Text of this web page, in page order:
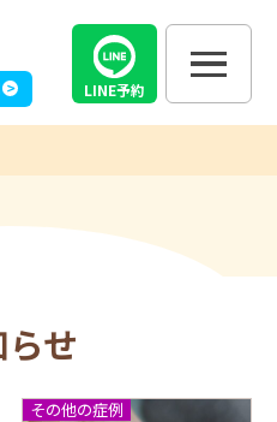
LINE予約
せ
その他の症例